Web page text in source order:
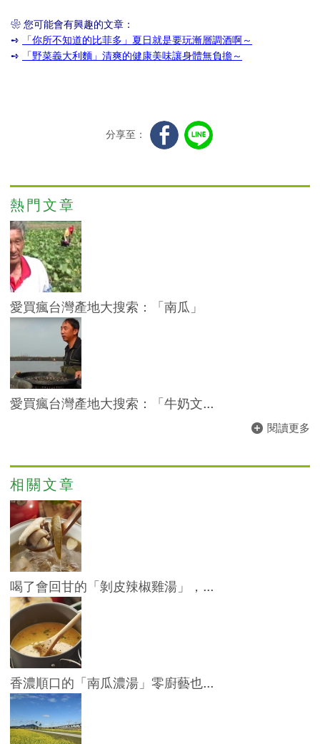
❀ 您可能會有興趣的文章：
➺
「你所不知道的比菲多」夏日就是要玩漸層調酒啊～
➺
「野菜義大利麵」清爽的健康美味讓身體無負擔～
分享至：
熱門文章
愛買瘋台灣產地大搜索：「南瓜」
愛買瘋台灣產地大搜索：「牛奶文...
閱讀更多
相關文章
喝了會回甘的「剝皮辣椒雞湯」，...
香濃順口的「南瓜濃湯」零廚藝也...